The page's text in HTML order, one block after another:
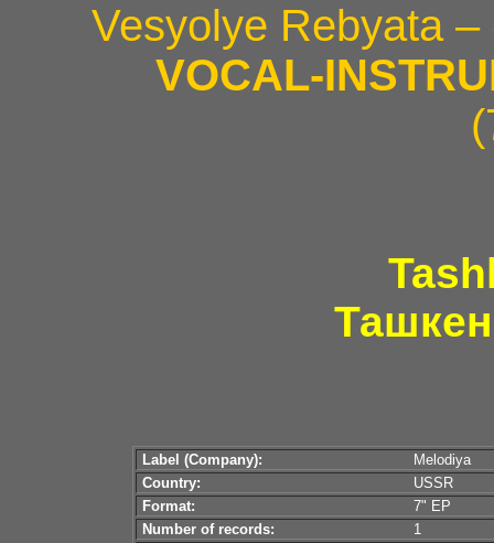
Vesyolye Rebyata –
VOCAL-
Label (Company):
Melodiya
Country:
USSR
Format:
7" EP
Number of records:
1